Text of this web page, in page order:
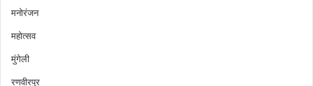
मनोरंजन
महोत्सव
मुंगेली
रणवीरपुर